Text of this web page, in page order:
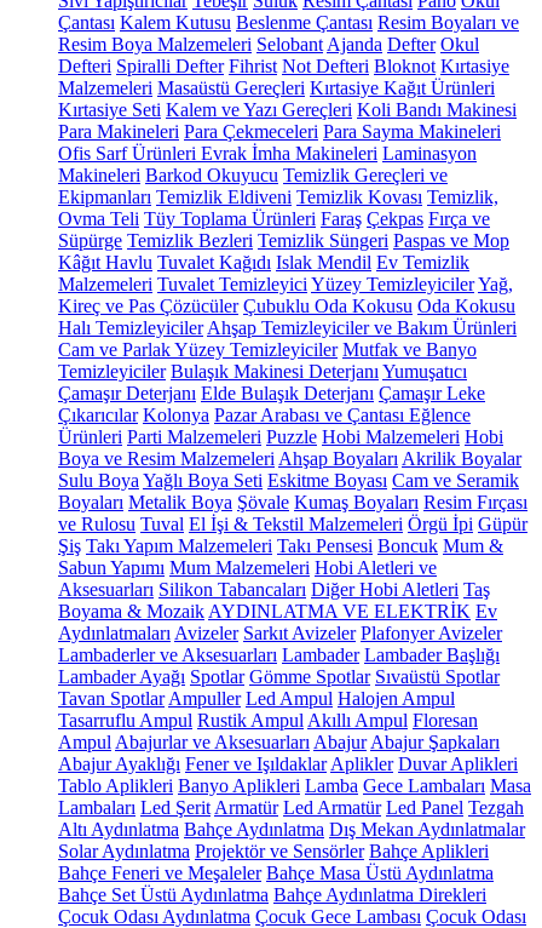
Çantası Kalem Kutusu Beslenme Çantası Resim Boyaları ve
Resim Boya Malzemeleri Selobant Ajanda Defter Okul
Defteri Spiralli Defter Fihrist Not Defteri Bloknot Kırtasiye
Malzemeleri Masaüstü Gereçleri Kırtasiye Kağıt Ürünleri
Kırtasiye Seti Kalem ve Yazı Gereçleri Koli Bandı Makinesi
Para Makineleri Para Çekmeceleri Para Sayma Makineleri
Ofis Sarf Ürünleri Evrak İmha Makineleri Laminasyon
Makineleri Barkod Okuyucu Temizlik Gereçleri ve
Ekipmanları Temizlik Eldiveni Temizlik Kovası Temizlik,
Ovma Teli Tüy Toplama Ürünleri Faraş Çekpas Fırça ve
Süpürge Temizlik Bezleri Temizlik Süngeri Paspas ve Mop
Kâğıt Havlu Tuvalet Kağıdı Islak Mendil Ev Temizlik
Malzemeleri Tuvalet Temizleyici Yüzey TemizleyicilerYağ,
Kireç ve Pas Çözücüler Çubuklu Oda Kokusu Oda Kokusu
Halı Temizleyiciler Ahşap Temizleyiciler ve Bakım Ürünleri
Cam ve Parlak Yüzey Temizleyiciler Mutfak ve Banyo
Temizleyiciler Bulaşık Makinesi Deterjanı Yumuşatıcı
Çamaşır Deterjanı Elde Bulaşık Deterjanı Çamaşır Leke
Çıkarıcılar Kolonya Pazar Arabası ve Çantası Eğlence
Ürünleri Parti Malzemeleri Puzzle Hobi Malzemeleri Hobi
Boya ve Resim Malzemeleri Ahşap Boyaları Akrilik Boyalar
Sulu Boya Yağlı Boya Seti Eskitme Boyası Cam ve Seramik
Boyaları Metalik Boya Şövale Kumaş Boyaları Resim Fırçası
ve Rulosu Tuval El İşi & Tekstil Malzemeleri Örgü İpi Güpür
Şiş Takı Yapım Malzemeleri Takı Pensesi Boncuk Mum &
Sabun Yapımı Mum Malzemeleri Hobi Aletleri ve
Aksesuarları Silikon Tabancaları Diğer Hobi Aletleri Taş
Boyama & Mozaik AYDINLATMA VE ELEKTRİK Ev
Aydınlatmaları Avizeler Sarkıt Avizeler Plafonyer Avizeler
Lambaderler ve Aksesuarları Lambader Lambader Başlığı
Lambader Ayağı Spotlar Gömme Spotlar Sıvaüstü Spotlar
Tavan Spotlar Ampuller Led Ampul Halojen Ampul
Tasarruflu Ampul Rustik Ampul Akıllı Ampul Floresan
Ampul Abajurlar ve Aksesuarları Abajur Abajur Şapkaları
Abajur Ayaklığı Fener ve Işıldaklar Aplikler Duvar Aplikleri
Tablo Aplikleri Banyo Aplikleri Lamba Gece Lambaları Masa
Lambaları Led Şerit Armatür Led Armatür Led Panel Tezgah
Altı Aydınlatma Bahçe Aydınlatma Dış Mekan Aydınlatmalar
Solar Aydınlatma Projektör ve Sensörler Bahçe Aplikleri
Bahçe Feneri ve Meşaleler Bahçe Masa Üstü Aydınlatma
Bahçe Set Üstü Aydınlatma Bahçe Aydınlatma Direkleri
Çocuk Odası Aydınlatma Çocuk Gece Lambası Çocuk Odası